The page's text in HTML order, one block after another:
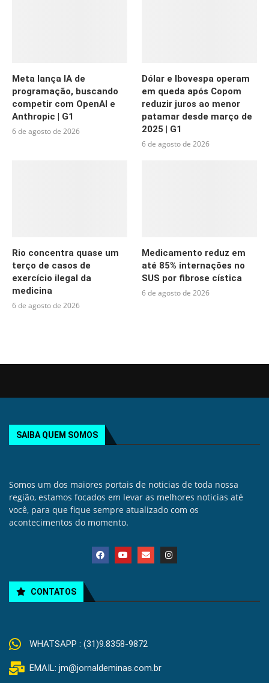
Meta lança IA de
programação, buscando
competir com OpenAI e
Anthropic | G1
6 de agosto de 2026
Dólar e Ibovespa operam
em queda após Copom
reduzir juros ao menor
patamar desde março de
2025 | G1
6 de agosto de 2026
Rio concentra quase um
terço de casos de
exercício ilegal da
medicina
6 de agosto de 2026
Medicamento reduz em
até 85% internações no
SUS por fibrose cística
6 de agosto de 2026
SAIBA QUEM SOMOS
Somos um dos maiores portais de noticias de toda nossa
região, estamos focados em levar as melhores noticias até
você, para que fique sempre atualizado com os
acontecimentos do momento.
CONTATOS
WHATSAPP : (31)9.8358-9872
EMAIL: jm@jornaldeminas.com.br